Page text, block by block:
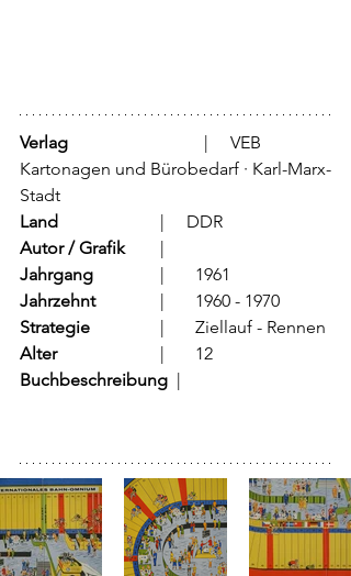
Verlag
Kartonagen und Bürobedarf · Karl-Marx-
Stadt
Land
			  |     DDR
Autor / Grafik
Jahrgang
		  |	1961
Jahrzehnt
		  |	1960 - 1970
Strategie
		  |	Ziellauf - Rennen
Alter
			  |	12
Buchbeschreibung